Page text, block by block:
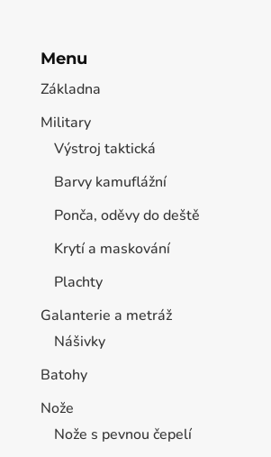
Menu
Základna
Military
Výstroj taktická
Barvy kamuflážní
Ponča, oděvy do deště
Krytí a maskování
Plachty
Galanterie a metráž
Nášivky
Batohy
Nože
Nože s pevnou čepelí